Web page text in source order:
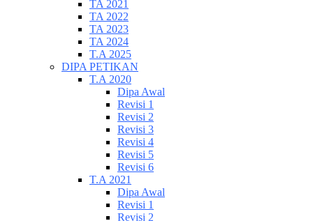
TA 2021
TA 2022
TA 2023
TA 2024
T.A 2025
DIPA PETIKAN
T.A 2020
Dipa Awal
Revisi 1
Revisi 2
Revisi 3
Revisi 4
Revisi 5
Revisi 6
T.A 2021
Dipa Awal
Revisi 1
Revisi 2